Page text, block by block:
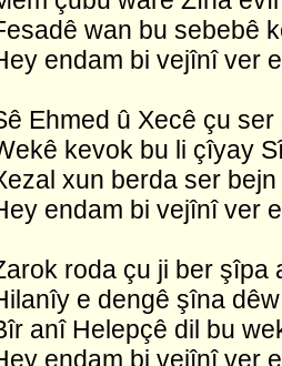
wan bu sebebê
endam bi vejînî ver
Ehmed û Xecê çu
kevok bu li çîyay
xun berda ser
endam bi vejînî ver
roda çu ji ber şîpa
e dengê şîna
anî Helepçê dil bu
endam bi vejînî ver